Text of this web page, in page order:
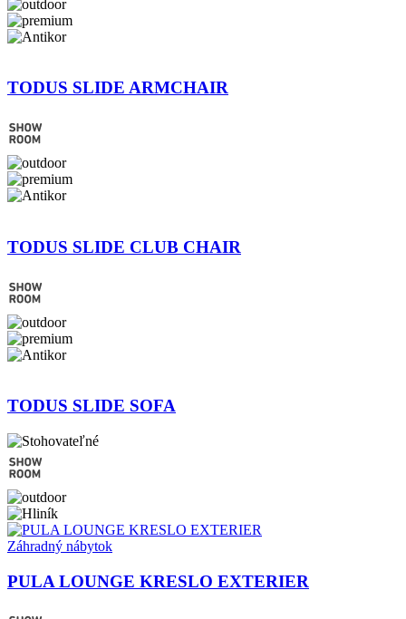
TODUS SLIDE ARMCHAIR
TODUS SLIDE CLUB CHAIR
TODUS SLIDE SOFA
Záhradný nábytok
PULA LOUNGE KRESLO EXTERIER